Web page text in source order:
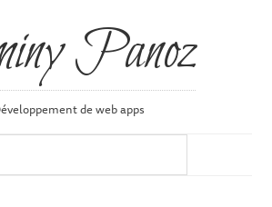
Panoz
de web apps